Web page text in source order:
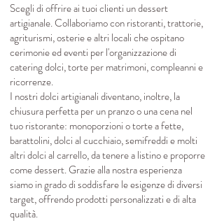
Scegli di offrire ai tuoi clienti un dessert
artigianale. Collaboriamo con ristoranti, trattorie,
agriturismi, osterie e altri locali che ospitano
cerimonie ed eventi per l'organizzazione di
catering dolci, torte per matrimoni, compleanni e
ricorrenze.
I nostri dolci artigianali diventano, inoltre, la
chiusura perfetta per un pranzo o una cena nel
tuo ristorante: monoporzioni o torte a fette,
barattolini, dolci al cucchiaio, semifreddi e molti
altri dolci al carrello, da tenere a listino e proporre
come dessert. Grazie alla nostra esperienza
siamo in grado di soddisfare le esigenze di diversi
target, offrendo prodotti personalizzati e di alta
qualità.